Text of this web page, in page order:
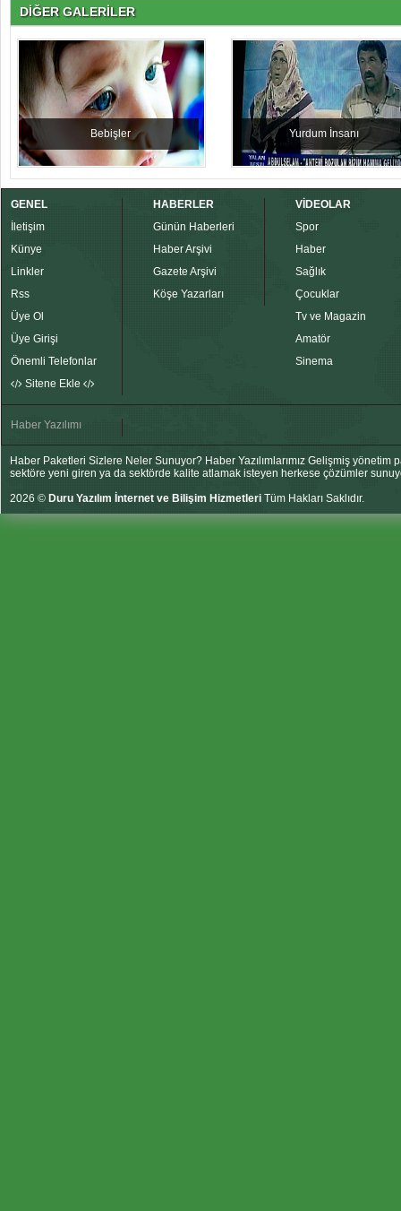
DİĞER GALERİLER
Bebişler Yurdum İnsanı
GENEL
İletişim
Künye
Linkler
Rss
Üye Ol
Üye Girişi
Önemli Telefonlar
Sitene Ekle
HABERLER
Günün Haberleri
Haber Arşivi
Gazete Arşivi
Köşe Yazarları
VİDEOLAR
Spor
Haber
Sağlık
Çocuklar
Tv ve Magazin
Amatör
Sinema
Haber Yazılımı
Haber Paketleri Sizlere Neler Sunuyor? Haber Yazılımlarımız Gelişmiş
sektöre yeni giren ya da sektörde kalite atlamak isteyen herkese çözümler
2026 © Duru Yazılım İnternet ve Bilişim Hizmetleri Tüm Hakları Saklıdır.